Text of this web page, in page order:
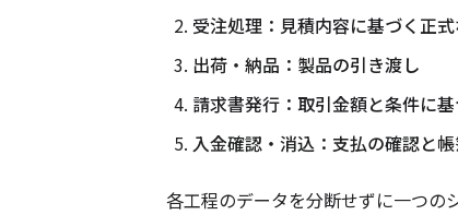
受注処理：見積内容に基づく正
出荷・納品：製品の引き渡し
請求書発行：取引金額と条件に
入金確認・消込：支払の確認と
各工程のデータを分断せずに一つの